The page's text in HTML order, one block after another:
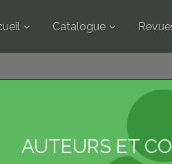
Catalogue
AUTEURS ET